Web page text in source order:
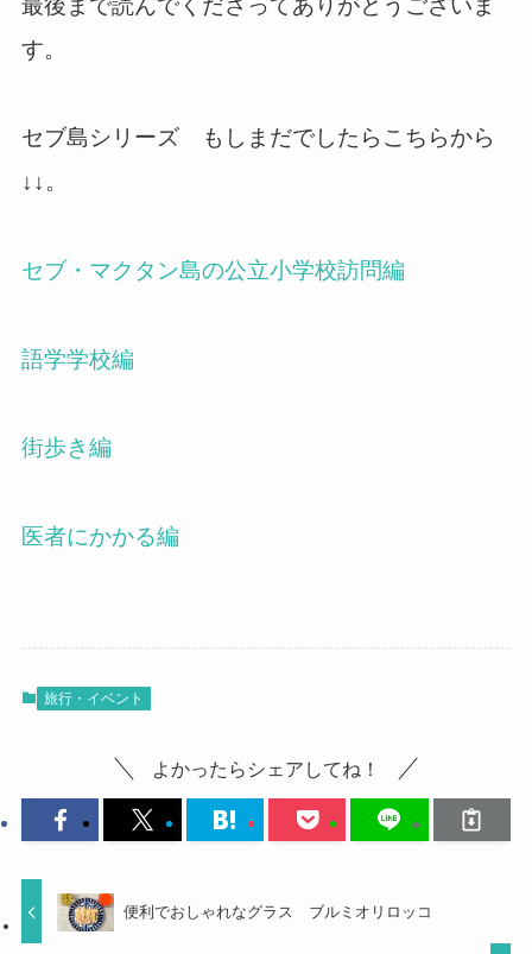
最後まで読んでくださってありがとうございま
す。
セブ島シリーズ もしまだでしたらこちらから
↓↓。
セブ・マクタン島の公立小学校訪問編
語学学校編
街歩き編
医者にかかる編
旅行・イベント
よかったらシェアしてね！
便利でおしゃれなグラス ブルミオリロッコ